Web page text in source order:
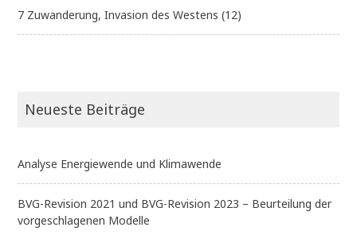
7 Zuwanderung, Invasion des Westens (12)
Neueste Beiträge
Analyse Energiewende und Klimawende
BVG-Revision 2021 und BVG-Revision 2023 – Beurteilung der
vorgeschlagenen Modelle